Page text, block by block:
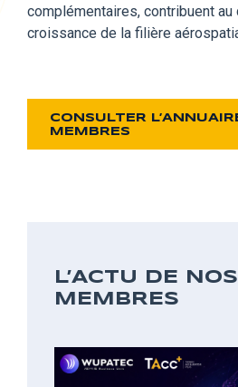
complémentaires, contribuent
croissance de la filière
CONSULTER
MEMBRES
L’ACTU DE NOS
MEMBRES